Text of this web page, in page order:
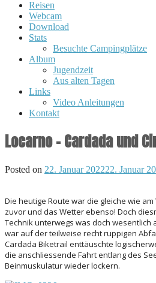
Reisen
Webcam
Download
Stats
Besuchte Campingplätze
Album
Jugendzeit
Aus alten Tagen
Links
Video Anleitungen
Kontakt
Locarno – Cardada und
Posted on 22. Januar 202222. Januar
Die heutige Route war die gleiche wie
zuvor und das Wetter ebenso! Doch
Technik unterwegs was doch
war auf der teilweise recht ruppigen
Cardada Biketrail enttäuschte
die anschliessende Fahrt entlang des
Beinmuskulatur wieder lockern.